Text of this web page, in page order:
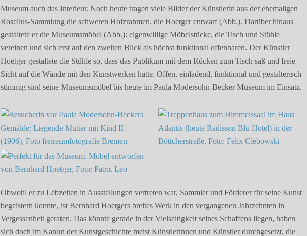
Museum auch das Interieur. Noch heute tragen viele Bilder der Künstlerin aus der ehemaligen
Roselius-Sammlung die schweren Holzrahmen, die Hoetger entwarf (Abb.). Darüber hinaus
gestaltete er die Museumsmöbel (Abb.): eigenwillige Möbelstücke, die Tisch und Stühle
vereinen und sich erst auf den zweiten Blick als höchst funktional offenbaren. Der Künstler
Hoetger gestaltete die Stühle so, dass das Publikum mit dem Rücken zum Tisch saß und freie
Sicht auf die Wände mit den Kunstwerken hatte. Offen, einladend, funktional und gestalterisch
stimmig sind seine Museumsmöbel bis heute im Paula Modersohn-Becker Museum im Einsatz.
Obwohl er zu Lebzeiten in Ausstellungen vertreten war, Sammler und Förderer für seine Kunst
begeistern konnte, ist Bernhard Hoetgers breites Werk in den vergangenen Jahrzehnten in
Vergessenheit geraten. Das könnte gerade in der Vielseitigkeit seines Schaffens liegen, haben
sich doch im Kanon der Kunstgeschichte meist Künstlerinnen und Künstler durchgesetzt, die